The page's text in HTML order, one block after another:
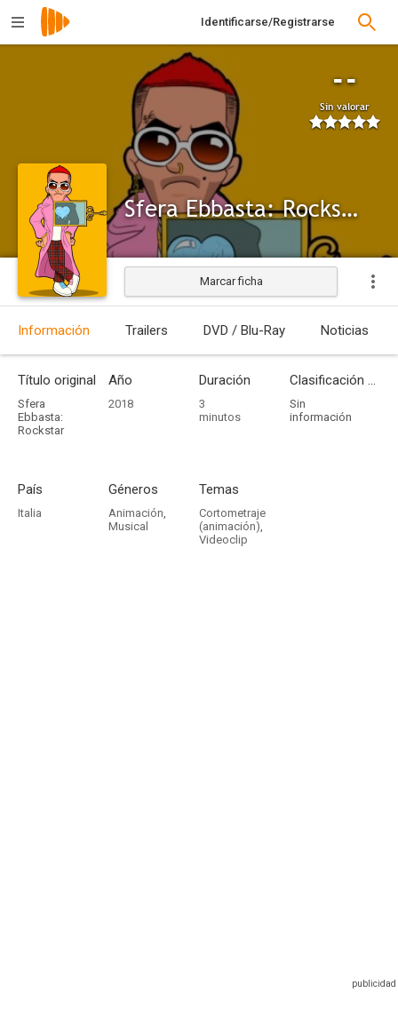
Identificarse/Registrarse
--
Sin valorar
Sfera Ebbasta: Rockstar
Marcar ficha
Información Trailers DVD / Blu-Ray Noticias
Título original
Sfera
Ebbasta:
Rockstar
Año
2018
Duración
3
minutos
Clasificación por edades
Sin
información
País
Italia
Géneros
Animación,
Musical
Temas
Cortometraje
(animación),
Videoclip